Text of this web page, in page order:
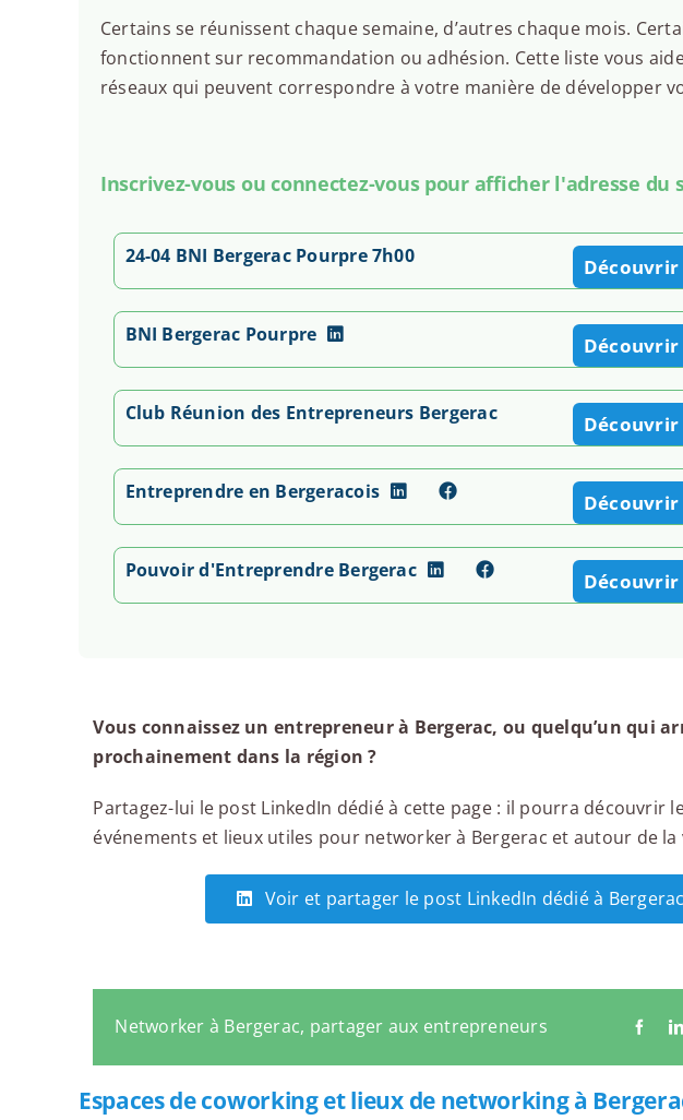
Certains se réunissent chaque semaine, d’autres chaque mois.
fonctionnent sur recommandation ou adhésion. Cette liste vous
réseaux qui peuvent correspondre à votre manière de développer
Inscrivez-vous ou connectez-vous pour afficher l'adresse
24-04 BNI Bergerac Pourpre 7h00 Découvrir
BNI Bergerac Pourpre Découvrir
Club Réunion des Entrepreneurs Bergerac Découvrir
Entreprendre en Bergeracois Découvrir
Pouvoir d'Entreprendre Bergerac Découvrir
Vous connaissez un entrepreneur à Bergerac, ou quelqu’un qui
prochainement dans la région ?
Partagez-lui le post LinkedIn dédié à cette page : il pourra découvrir
événements et lieux utiles pour networker à Bergerac et autour de la
Voir et partager le post LinkedIn dédié à Bergerac
Networker à Bergerac, partager aux entrepreneurs
Espaces de coworking et lieux de networking à